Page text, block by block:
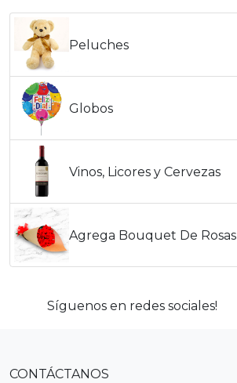
Peluches
Globos
Vinos, Licores y Cervezas
Agrega Bouquet De Rosas
Síguenos en redes sociales!
CONTÁCTANOS